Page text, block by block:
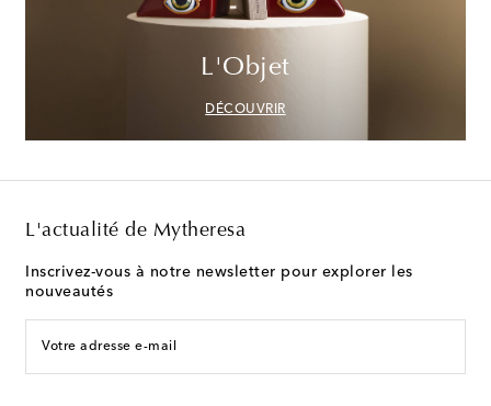
L'Objet
DÉCOUVRIR
L'actualité de Mytheresa
Inscrivez-vous à notre newsletter pour explorer les
nouveautés
Votre adresse e-mail